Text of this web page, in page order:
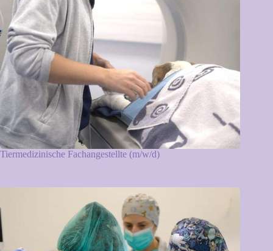
Tiermedizinische Fachangestellte (m/w/d)